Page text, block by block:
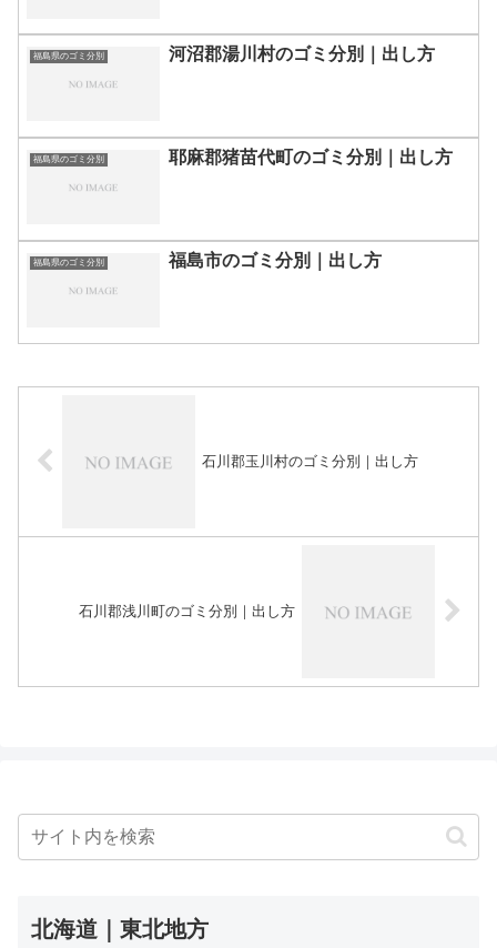
福島県のゴミ分別 河沼郡湯川村のゴミ分別｜出し方
福島県のゴミ分別 耶麻郡猪苗代町のゴミ分別｜出し方
福島県のゴミ分別 福島市のゴミ分別｜出し方
石川郡玉川村のゴミ分別｜出し方
石川郡浅川町のゴミ分別｜出し方
北海道｜東北地方